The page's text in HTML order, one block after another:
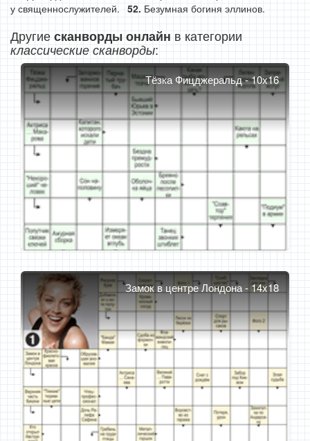
у священнослужителей.
Безумная богиня эллинов.
Другиесканворды онлайн в категории
классические сканворды:
Тёзка Фицджеральд - 10x16
Замок в центре Лондона - 14x18